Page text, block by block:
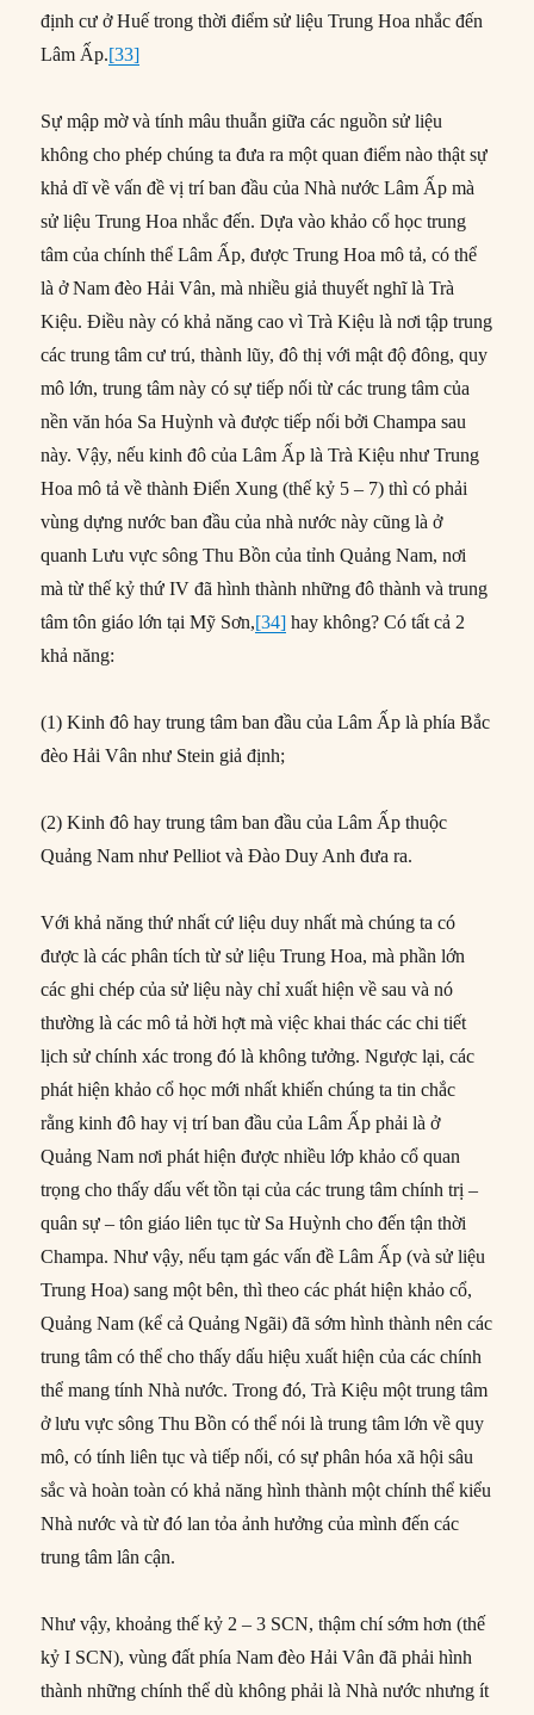
định cư ở Huế trong thời điểm sử liệu Trung Hoa nhắc đến
Lâm Ấp.[33]
Sự mập mờ và tính mâu thuẫn giữa các nguồn sử liệu
không cho phép chúng ta đưa ra một quan điểm nào thật sự
khả dĩ về vấn đề vị trí ban đầu của Nhà nước Lâm Ấp mà
sử liệu Trung Hoa nhắc đến. Dựa vào khảo cổ học trung
tâm của chính thể Lâm Ấp, được Trung Hoa mô tả, có thể
là ở Nam đèo Hải Vân, mà nhiều giả thuyết nghĩ là Trà
Kiệu. Điều này có khả năng cao vì Trà Kiệu là nơi tập trung
các trung tâm cư trú, thành lũy, đô thị với mật độ đông, quy
mô lớn, trung tâm này có sự tiếp nối từ các trung tâm của
nền văn hóa Sa Huỳnh và được tiếp nối bởi Champa sau
này. Vậy, nếu kinh đô của Lâm Ấp là Trà Kiệu như Trung
Hoa mô tả về thành Điển Xung (thế kỷ 5 – 7) thì có phải
vùng dựng nước ban đầu của nhà nước này cũng là ở
quanh Lưu vực sông Thu Bồn của tỉnh Quảng Nam, nơi
mà từ thế kỷ thứ IV đã hình thành những đô thành và trung
tâm tôn giáo lớn tại Mỹ Sơn,[34] hay không? Có tất cả 2
khả năng:
(1) Kinh đô hay trung tâm ban đầu của Lâm Ấp là phía Bắc
đèo Hải Vân như Stein giả định;
(2) Kinh đô hay trung tâm ban đầu của Lâm Ấp thuộc
Quảng Nam như Pelliot và Đào Duy Anh đưa ra.
Với khả năng thứ nhất cứ liệu duy nhất mà chúng ta có
được là các phân tích từ sử liệu Trung Hoa, mà phần lớn
các ghi chép của sử liệu này chỉ xuất hiện về sau và nó
thường là các mô tả hời hợt mà việc khai thác các chi tiết
lịch sử chính xác trong đó là không tưởng. Ngược lại, các
phát hiện khảo cổ học mới nhất khiến chúng ta tin chắc
rằng kinh đô hay vị trí ban đầu của Lâm Ấp phải là ở
Quảng Nam nơi phát hiện được nhiều lớp khảo cổ quan
trọng cho thấy dấu vết tồn tại của các trung tâm chính trị –
quân sự – tôn giáo liên tục từ Sa Huỳnh cho đến tận thời
Champa. Như vậy, nếu tạm gác vấn đề Lâm Ấp (và sử liệu
Trung Hoa) sang một bên, thì theo các phát hiện khảo cổ,
Quảng Nam (kể cả Quảng Ngãi) đã sớm hình thành nên các
trung tâm có thể cho thấy dấu hiệu xuất hiện của các chính
thể mang tính Nhà nước. Trong đó, Trà Kiệu một trung tâm
ở lưu vực sông Thu Bồn có thể nói là trung tâm lớn về quy
mô, có tính liên tục và tiếp nối, có sự phân hóa xã hội sâu
sắc và hoàn toàn có khả năng hình thành một chính thể kiểu
Nhà nước và từ đó lan tỏa ảnh hưởng của mình đến các
trung tâm lân cận.
Như vậy, khoảng thế kỷ 2 – 3 SCN, thậm chí sớm hơn (thế
kỷ I SCN), vùng đất phía Nam đèo Hải Vân đã phải hình
thành những chính thể dù không phải là Nhà nước nhưng ít